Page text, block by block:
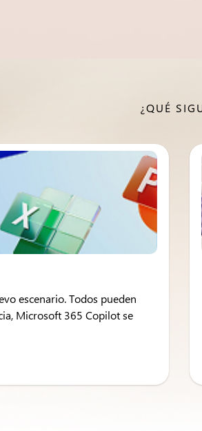
¿QUÉ
escenario. Todos pueden
Microsoft 365 Copilot se